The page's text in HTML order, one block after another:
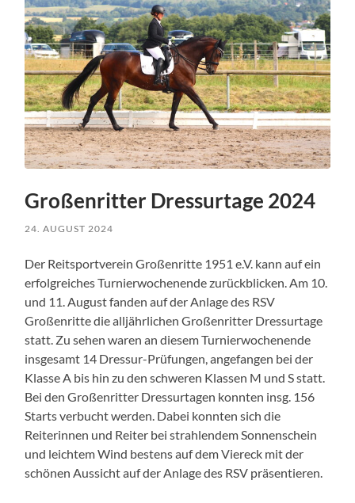
Großenritter Dressurtage 2024
24. AUGUST 2024
Der Reitsportverein Großenritte 1951 e.V. kann auf ein
erfolgreiches Turnierwochenende zurückblicken. Am 10.
und 11. August fanden auf der Anlage des RSV
Großenritte die alljährlichen Großenritter Dressurtage
statt. Zu sehen waren an diesem Turnierwochenende
insgesamt 14 Dressur-Prüfungen, angefangen bei der
Klasse A bis hin zu den schweren Klassen M und S statt.
Bei den Großenritter Dressurtagen konnten insg. 156
Starts verbucht werden. Dabei konnten sich die
Reiterinnen und Reiter bei strahlendem Sonnenschein
und leichtem Wind bestens auf dem Viereck mit der
schönen Aussicht auf der Anlage des RSV präsentieren.